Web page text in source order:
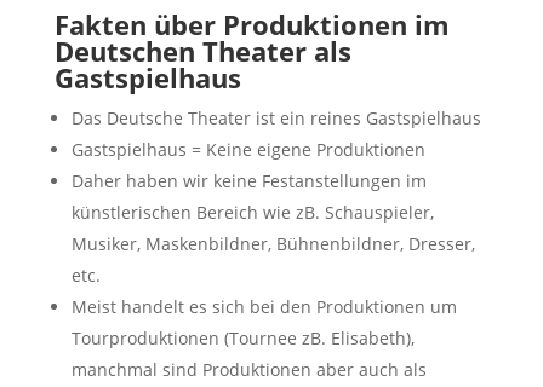
Fakten über Produktionen im
Deutschen Theater als
Gastspielhaus
Das Deutsche Theater ist ein reines Gastspielhaus
Gastspielhaus = Keine eigene Produktionen
Daher haben wir keine Festanstellungen im
künstlerischen Bereich wie zB. Schauspieler,
Musiker, Maskenbildner, Bühnenbildner, Dresser,
etc.
Meist handelt es sich bei den Produktionen um
Tourproduktionen (Tournee zB. Elisabeth),
manchmal sind Produktionen aber auch als